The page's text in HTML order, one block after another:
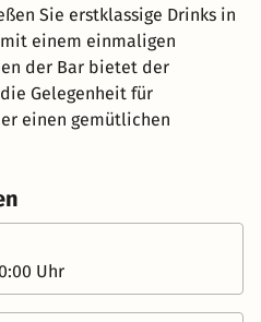
Sie erstklassige Drinks in
einem einmaligen
der Bar bietet der
Gelegenheit für
einen gemütlichen
Uhr